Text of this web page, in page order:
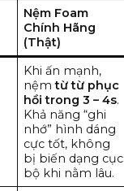
Nệm Foam
Chính Hãng
(Thật)
Khi ấn mạnh,
nệmtừ từ phục
hồi trong 3 – 4s.
Khả năng “ghi
nhớ” hình dáng
cực tốt, không
bị biến dạng cục
bộ khi nằm lâu.